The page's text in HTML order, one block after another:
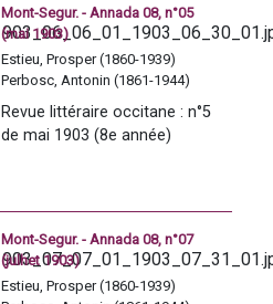
Mont-Segur. - Annada 08, n°05
(mai 1903)
Estieu, Prosper (1860-1939)
Perbosc, Antonin (1861-1944)
Revue littéraire occitane : n°5
de mai 1903 (8e année)
Mont-Segur. - Annada 08, n°07
(julhet 1903)
Estieu, Prosper (1860-1939)